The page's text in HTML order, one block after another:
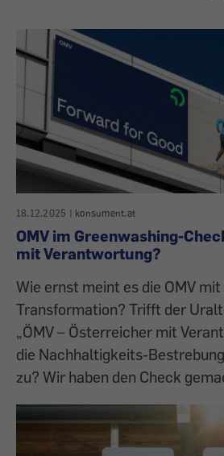
18.12.2025 | konsument.at
OMV im Greenwashing-
mit Verantwortung?
Wie ernst meint es die OMV
Transformation? Trifft der
„ÖMV – Österreicher mit
die Nachhaltigkeits-
zu? Wir haben den Check